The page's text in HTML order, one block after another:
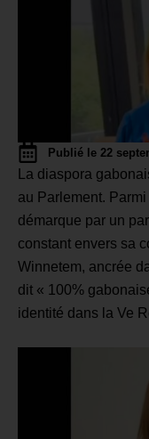
Publié le 22
La diaspora
au Parlement.
démarque par un
constant envers sa
Winnetem, ancrée
dit « 100%
identité dans la Ve